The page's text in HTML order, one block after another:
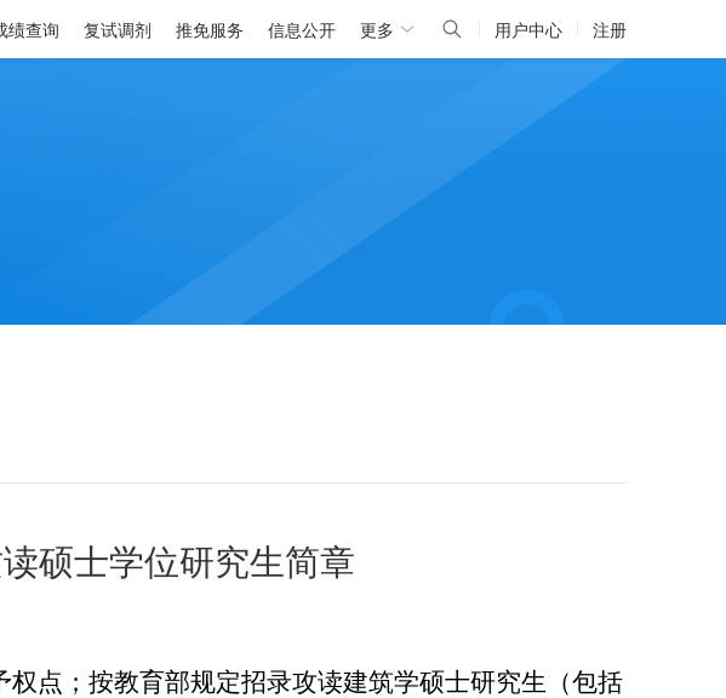
绩查询 复试调剂 推免服务 信息公开 更多 用户中心 注册
硕士学位研究生简章
点；按教育部规定招录攻读建筑学硕士研究生（包括